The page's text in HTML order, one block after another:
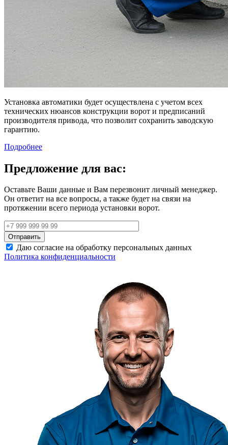
Установка автоматики будет осуществлена с учетом всех
технических нюансов конструкции ворот и предписаний
производителя привода, что позволит сохранить заводскую
гарантию.
Подробнее
Предложение для вас:
Оставьте Ваши данные и Вам перезвонит личный менеджер.
Он ответит на все вопросы, а также будет на связи на
протяжении всего периода установки ворот.
Даю согласие на обработку персональных данных
Политика конфиденциальности